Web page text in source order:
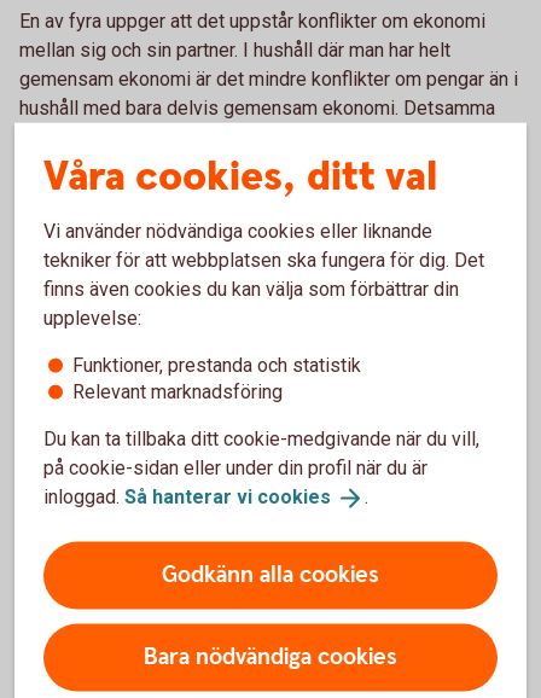
En av fyra uppger att det uppstår konflikter om ekonomi
mellan sig och sin partner. I hushåll där man har helt
gemensam ekonomi är det mindre konflikter om pengar än i
hushåll med bara delvis gemensam ekonomi. Detsamma
vill säga småinköp av till exempel vantar till barnen och
presenter till kalas. Just småutgifter är annars något som
kvinnor uppger att de i större utsträckning än männen
betalar mer av.
– Försök att även dela på alla småutgifterna, man kan till
exempel ha ett gemensamt konto med varsitt kort till som
man använder till den här typen av inköp. På så sätt kan man
slippa onödigt tjat och konflikter om pengar hemma, säger
Ta kontroll över din ekonomi
Det finns både verktyg och knep för att få bättre koll
på sin ekonomi.
Checklista - Ta kontroll över ekonomin (pdf)
Våra cookies, ditt val
Vi använder nödvändiga cookies eller liknande
tekniker för att webbplatsen ska fungera för dig. Det
finns även cookies du kan välja som förbättrar din
upplevelse:
Funktioner, prestanda och statistik
Relevant marknadsföring
Du kan ta tillbaka ditt cookie-medgivande när du vill,
på cookie-sidan eller under din profil när du är
inloggad. Så hanterar vi cookies .
Godkänn alla cookies
Bara nödvändiga cookies